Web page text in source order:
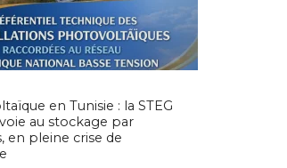
en Tunisie : la STEG
au stockage par
en pleine crise de